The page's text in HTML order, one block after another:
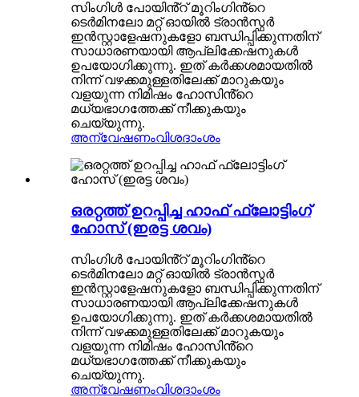
സിംഗിൾ പോയിൻ്റ് മൂറിംഗിൻ്റെ
ടെർമിനലോ മറ്റ് ഓയിൽ ട്രാൻസ്ഫർ
ഇൻസ്റ്റാളേഷനുകളോ ബന്ധിപ്പിക്കുന്നതിന്
സാധാരണയായി ആപ്ലിക്കേഷനുകൾ
ഉപയോഗിക്കുന്നു. ഇത് കർക്കശമായതിൽ
നിന്ന് വഴക്കമുള്ളതിലേക്ക് മാറുകയും
വളയുന്ന നിമിഷം ഹോസിൻ്റെ
മധ്യഭാഗത്തേക്ക് നീക്കുകയും
ചെയ്യുന്നു.
അന്വേഷണംവിശദാംശം
ഒരറ്റത്ത് ഉറപ്പിച്ച ഹാഫ് ഫ്ലോട്ടിംഗ്
ഹോസ് (ഇരട്ട ശവം)
സിംഗിൾ പോയിൻ്റ് മൂറിംഗിൻ്റെ
ടെർമിനലോ മറ്റ് ഓയിൽ ട്രാൻസ്ഫർ
ഇൻസ്റ്റാളേഷനുകളോ ബന്ധിപ്പിക്കുന്നതിന്
സാധാരണയായി ആപ്ലിക്കേഷനുകൾ
ഉപയോഗിക്കുന്നു. ഇത് കർക്കശമായതിൽ
നിന്ന് വഴക്കമുള്ളതിലേക്ക് മാറുകയും
വളയുന്ന നിമിഷം ഹോസിൻ്റെ
മധ്യഭാഗത്തേക്ക് നീക്കുകയും
ചെയ്യുന്നു.
അന്വേഷണംവിശദാംശം